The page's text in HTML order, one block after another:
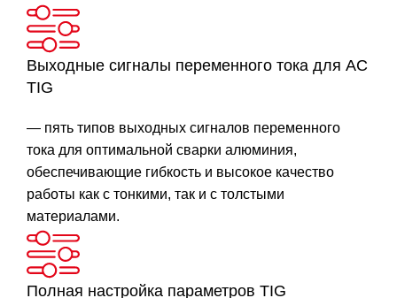
Выходные сигналы переменного тока для AC
TIG
— пять типов выходных сигналов переменного
тока для оптимальной сварки алюминия,
обеспечивающие гибкость и высокое качество
работы как с тонкими, так и с толстыми
материалами.
Полная настройка параметров TIG